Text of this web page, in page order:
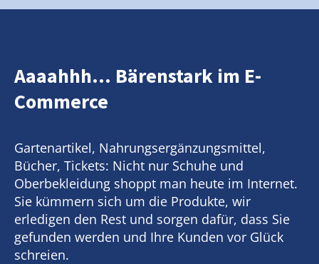
Aaaahhh... Bärenstark im E-
Commerce
Gartenartikel, Nahrungsergänzungsmittel,
Bücher, Tickets: Nicht nur Schuhe und
Oberbekleidung shoppt man heute im Internet.
Sie kümmern sich um die Produkte, wir
erledigen den Rest und sorgen dafür, dass Sie
gefunden werden und Ihre Kunden vor Glück
schreien.